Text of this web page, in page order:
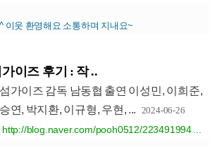
이웃 환영해요 소통하며 지내요~
이즈 후기 : 작 ..
가이즈 감독 남동협 출연 이성민, 이희준,
연, 박지환, 이규형, 우현, ...
2024-06-26
http://blog.naver.com/pooh0512/223491994 ...